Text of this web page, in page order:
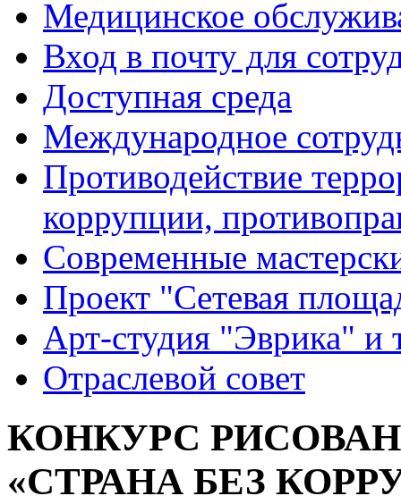
Медицинское
Вход в почту для
Доступная среда
Международное
Противодействие
коррупции,
Современные
Проект "Сетевая
Арт-студия "Эврика" и
Отраслевой совет
КОНКУРС
«СТРАНА БЕЗ